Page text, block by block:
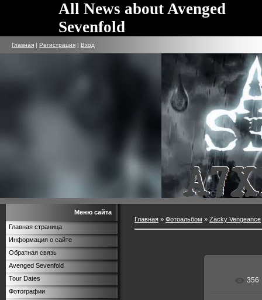
All News about Avenged
Sevenfold
Главная | Регистрация | Вход
Меню сайта
Главная страница
Информация о сайте
Обратная связь
Avenged Sevenfold
Tour Dates
Фотографии
Главная » Фотоальбом » Zacky Vengeance
В 356